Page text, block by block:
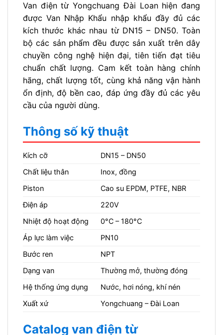
Van điện từ Yongchuang Đài Loan hiện đang
được Van Nhập Khẩu nhập khẩu đầy đủ các
kích thước khác nhau từ DN15 – DN50. Toàn
bộ các sản phẩm đều được sản xuất trên dây
chuyền công nghệ hiện đại, tiên tiến đạt tiêu
chuẩn chất lượng. Cam kết toàn hàng chính
hãng, chất lượng tốt, cùng khả năng vận hành
ổn định, độ bền cao, đáp ứng đầy đủ các yêu
cầu của người dùng.
Thông số kỹ thuật
Kích cỡ
DN15 – DN50
Chất liệu thân
Inox, đồng
Piston
Cao su EPDM, PTFE, NBR
Điện áp
220V
Nhiệt độ hoạt động
0°C – 180°C
Áp lực làm việc
PN10
Bước ren
NPT
Dạng van
Thường mở, thường đóng
Hệ thống ứng dụng
Nước, hơi nóng, khí nén
Xuất xứ
Yongchuang – Đài Loan
Catalog van điện từ